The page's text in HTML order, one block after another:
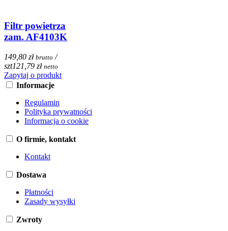
Filtr powietrza
zam. AF4103K
149,80 zł brutto /
szt121,79 zł netto
Zapytaj o produkt
Informacje
Regulamin
Polityka prywatności
Informacja o cookie
O firmie, kontakt
Kontakt
Dostawa
Płatności
Zasady wysyłki
Zwroty